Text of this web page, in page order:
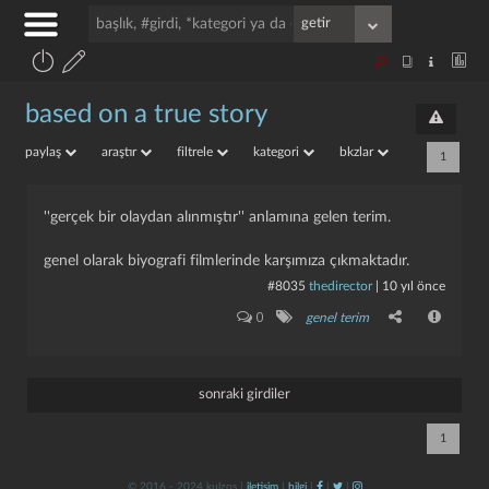
based on a true story
paylaş araştır filtrele kategori bkzlar 1
''gerçek bir olaydan alınmıştır'' anlamına gelen terim.
genel olarak biyografi filmlerinde karşımıza çıkmaktadır.
#8035 thedirector| 10 yıl önce
0 genel terim
sonraki girdiler
1
© 2016 - 2024 kulzos | iletişim| bilgi| | |